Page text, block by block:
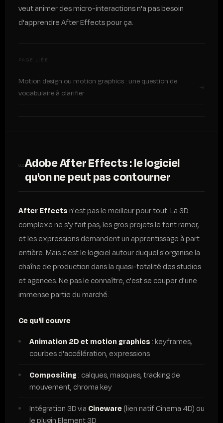
veut animer des micro-interactions n'a pas besoin
d'apprendre After Effects pour ça.
PAGE LIÉE
Motion design ou motion graphics : une question de
vocabulaire à clarifier
→
02Adobe After Effects : le logiciel
qu'on ne peut pas contourner
After Effects n'est pas le meilleur pour tout. La 3D
complexe ne s'y fait pas, les gros projets le font ramer,
et les expressions demandent un apprentissage à part
entière. Mais c'est le logiciel autour duquel s'organise la
chaîne de production dans la quasi-totalité des studios
et agences. Ne pas le connaître, c'est se couper d'une
immense partie du marché.
Ce qu'il couvre
Animation 2D et motion graphics : keyframes,
courbes d'accélération, expressions
Compositing : calques, masques, tracking de
mouvement, chroma key
Intégration 3D via Cineware(lien natif Cinema 4D) ou
le plugin Element 3D